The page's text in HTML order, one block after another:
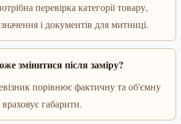
перевірка категорії товару,
і документів для митниці.
змінитися після заміру?
порівнює фактичну та об'ємну
габарити.